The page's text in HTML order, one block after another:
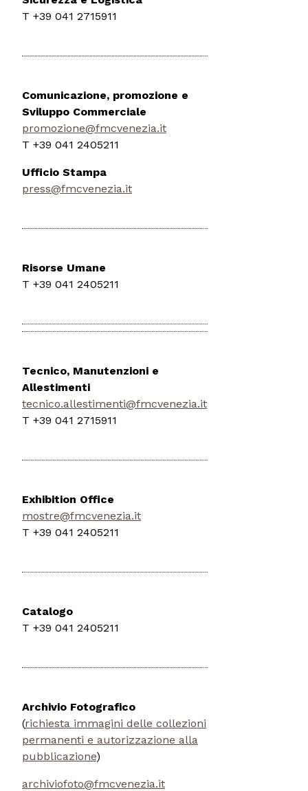
T +39 041 2715911
Comunicazione, promozione e
Sviluppo Commerciale
promozione@fmcvenezia.it
T +39 041 2405211
Ufficio Stampa
press@fmcvenezia.it
Risorse Umane
T +39 041 2405211
Tecnico, Manutenzioni e
Allestimenti
tecnico.allestimenti@fmcvenezia.it
T +39 041 2715911
Exhibition Office
mostre@fmcvenezia.it
T +39 041 2405211
Catalogo
T +39 041 2405211
Archivio Fotografico
(richiesta immagini delle collezioni
permanenti e autorizzazione alla
pubblicazione)
archiviofoto@fmcvenezia.it